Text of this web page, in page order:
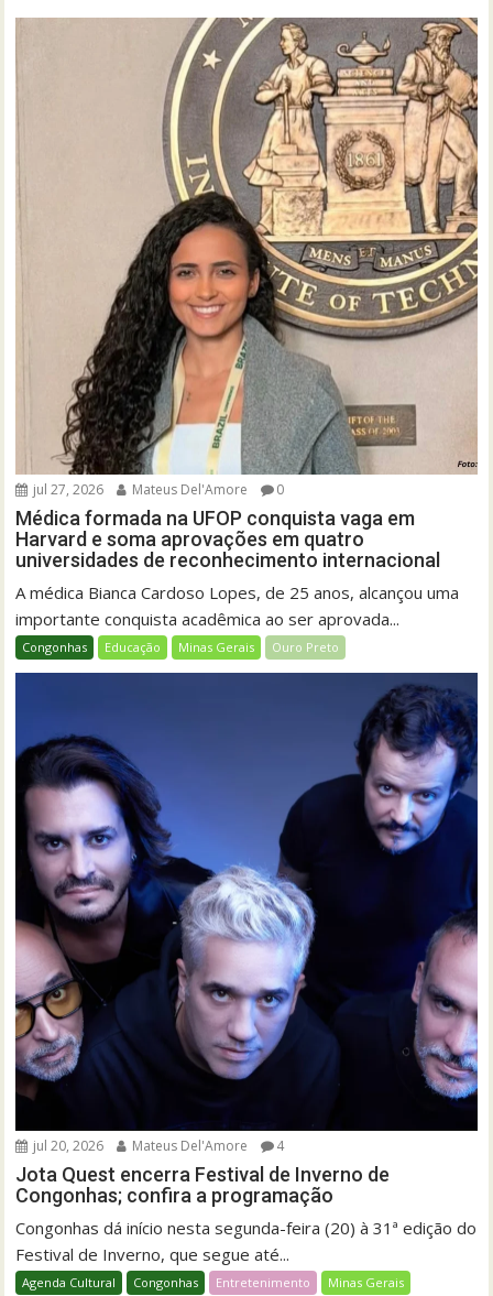
jul 27, 2026 Mateus Del'Amore 0
Médica formada na UFOP conquista vaga em
Harvard e soma aprovações em quatro
universidades de reconhecimento internacional
A médica Bianca Cardoso Lopes, de 25 anos, alcançou uma
importante conquista acadêmica ao ser aprovada...
Congonhas Educação Minas Gerais Ouro Preto
jul 20, 2026 Mateus Del'Amore 4
Jota Quest encerra Festival de Inverno de
Congonhas; confira a programação
Congonhas dá início nesta segunda-feira (20) à 31ª edição do
Festival de Inverno, que segue até...
Agenda Cultural Congonhas Entretenimento Minas Gerais